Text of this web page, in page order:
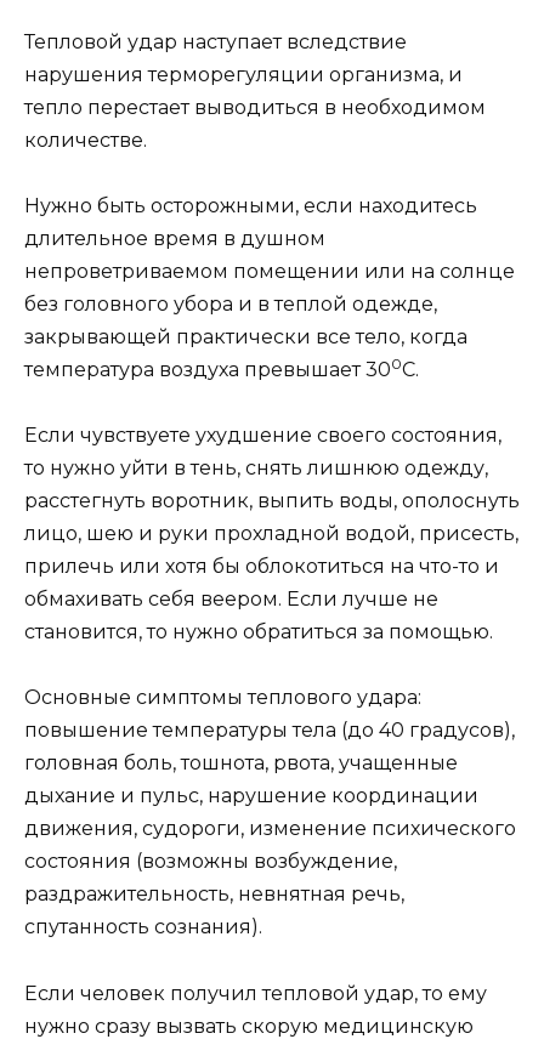
Тепловой удар наступает вследствие
нарушения терморегуляции организма, и
тепло перестает выводиться в необходимом
количестве.
Нужно быть осторожными, если находитесь
длительное время в душном
непроветриваемом помещении или на солнце
без головного убора и в теплой одежде,
закрывающей практически все тело, когда
температура воздуха превышает 300С.
Если чувствуете ухудшение своего состояния,
то нужно уйти в тень, снять лишнюю одежду,
расстегнуть воротник, выпить воды, ополоснуть
лицо, шею и руки прохладной водой, присесть,
прилечь или хотя бы облокотиться на что-то и
обмахивать себя веером. Если лучше не
становится, то нужно обратиться за помощью.
Основные симптомы теплового удара:
повышение температуры тела (до 40 градусов),
головная боль, тошнота, рвота, учащенные
дыхание и пульс, нарушение координации
движения, судороги, изменение психического
состояния (возможны возбуждение,
раздражительность, невнятная речь,
спутанность сознания).
Если человек получил тепловой удар, то ему
нужно сразу вызвать скорую медицинскую